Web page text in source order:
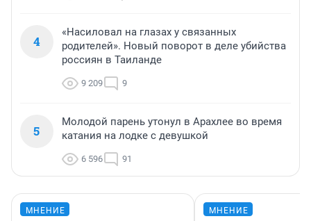
4
«Насиловал на глазах у связанных
родителей». Новый поворот в деле убийства
россиян в Таиланде
9 209 9
5
Молодой парень утонул в Арахлее во время
катания на лодке с девушкой
6 596 91
МНЕНИЕ МНЕНИЕ